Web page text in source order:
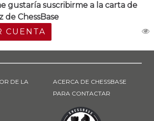
gustaría suscribirme a la carta de
de ChessBase
CUENTA
DE LA
ACERCA DE CHESSBASE
PARA CONTACTAR